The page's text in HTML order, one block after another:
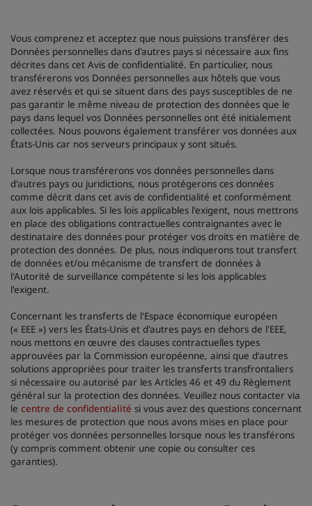
Vous comprenez et acceptez que nous puissions transférer des
Données personnelles dans d'autres pays si nécessaire aux fins
décrites dans cet Avis de confidentialité. En particulier, nous
transférerons vos Données personnelles aux hôtels que vous
avez réservés et qui se situent dans des pays susceptibles de ne
pas garantir le même niveau de protection des données que le
pays dans lequel vos Données personnelles ont été initialement
collectées. Nous pouvons également transférer vos données aux
États-Unis car nos serveurs principaux y sont situés.
Lorsque nous transférerons vos données personnelles dans
d'autres pays ou juridictions, nous protégerons ces données
comme décrit dans cet avis de confidentialité et conformément
aux lois applicables. Si les lois applicables l'exigent, nous mettrons
en place des obligations contractuelles contraignantes avec le
destinataire des données pour protéger vos droits en matière de
protection des données. De plus, nous indiquerons tout transfert
de données et/ou mécanisme de transfert de données à
l'Autorité de surveillance compétente si les lois applicables
l'exigent.
Concernant les transferts de l'Espace économique européen
(« EEE ») vers les États-Unis et d'autres pays en dehors de l'EEE,
nous mettons en œuvre des clauses contractuelles types
approuvées par la Commission européenne, ainsi que d'autres
solutions appropriées pour traiter les transferts transfrontaliers
si nécessaire ou autorisé par les Articles 46 et 49 du Règlement
général sur la protection des données. Veuillez nous contacter via
le centre de confidentialité si vous avez des questions concernant
les mesures de protection que nous avons mises en place pour
protéger vos données personnelles lorsque nous les transférons
(y compris comment obtenir une copie ou consulter ces
garanties).